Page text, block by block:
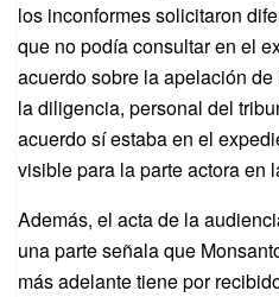
los inconformes solicitaron
que no podía consultar en el
acuerdo sobre la apelación
la diligencia, personal del
acuerdo sí estaba en el
visible para la parte actora en
Además, el acta de la
una parte señala que
más adelante tiene por